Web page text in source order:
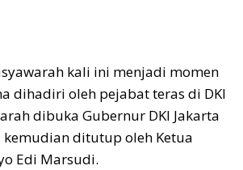
kali ini menjadi momen
dihadiri oleh pejabat teras di DKI
dibuka Gubernur DKI Jakarta
kemudian ditutup oleh Ketua
Edi Marsudi.